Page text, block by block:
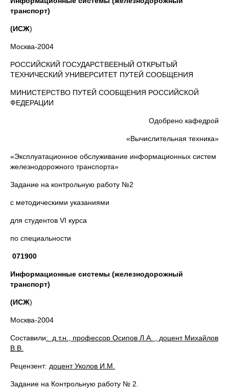
транспорт)
(ИСЖ)
Москва-2004
РОССИЙСКИЙ ГОСУДАРСТВЕЕНЫЙ ОТКРЫТЫЙ
ТЕХНИЧЕСКИЙ УНИВЕРСИТЕТ ПУТЕЙ СООБЩЕНИЯ
МИНИСТЕРСТВО ПУТЕЙ СООБЩЕНИЯ РОССИЙСКОЙ
ФЕДЕРАЦИИ
Одобрено кафедрой
«Вычислительная техника»
«Эксплуатационное обслуживание информационных систем
железнодорожного транспорта»
Задание на контрольную работу №2
с методическими указаниями
для студентов VI курса
по специальности
071900
Информационные системы (железнодорожный
транспорт)
(ИСЖ)
Москва-2004
Составили: д.т.н., профессор Осипов Л.А. , доцент Михайлов
В.В.
Рецензент: доцент Уколов И.М.
Задание на Контрольную работу № 2.